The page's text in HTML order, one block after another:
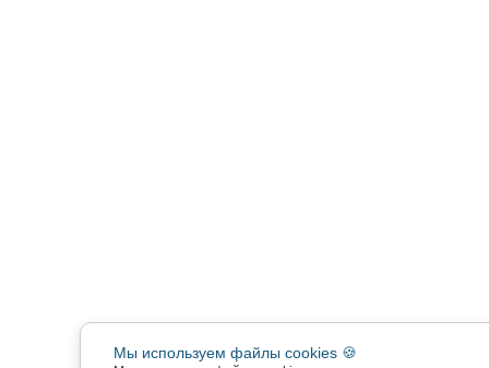
Мы используем файлы cookies 🍪